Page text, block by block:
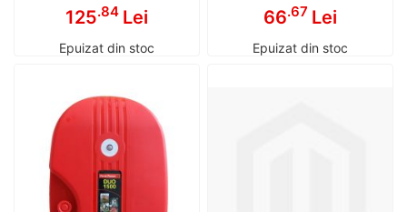
125.84 Lei
Epuizat din stoc
66.67 Lei
Epuizat din stoc